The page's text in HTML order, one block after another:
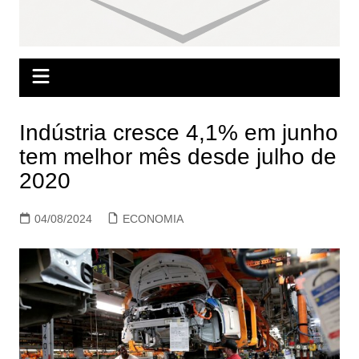
Indústria cresce 4,1% em junho
tem melhor mês desde julho de
2020
04/08/2024 ECONOMIA